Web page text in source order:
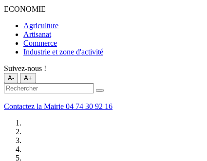
ECONOMIE
Agriculture
Artisanat
Commerce
Industrie et zone d'activité
Suivez-nous !
A- A+
Contactez la Mairie 04 74 30 92 16